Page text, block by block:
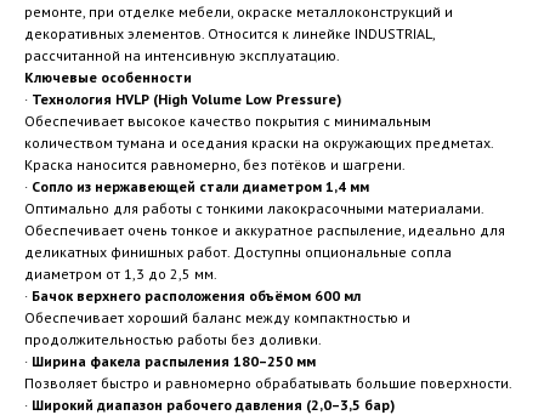
ремонте, при отделке мебели, окраске металлоконструкций и
декоративных элементов. Относится к линейке INDUSTRIAL,
рассчитанной на интенсивную эксплуатацию.
Ключевые особенности
· Технология HVLP (High Volume Low Pressure)
Обеспечивает высокое качество покрытия с минимальным
количеством тумана и оседания краски на окружающих предметах.
Краска наносится равномерно, без потёков и шагрени.
· Сопло из нержавеющей стали диаметром 1,4 мм
Оптимально для работы с тонкими лакокрасочными материалами.
Обеспечивает очень тонкое и аккуратное распыление, идеально для
деликатных финишных работ. Доступны опциональные сопла
диаметром от 1,3 до 2,5 мм.
· Бачок верхнего расположения объёмом 600 мл
Обеспечивает хороший баланс между компактностью и
продолжительностью работы без доливки.
· Ширина факела распыления 180–250 мм
Позволяет быстро и равномерно обрабатывать большие поверхности.
· Широкий диапазон рабочего давления (2,0–3,5 бар)